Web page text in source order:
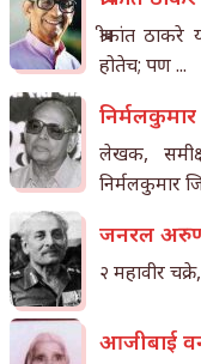
श्रीकांत
होतेच; पण ...
लेखक,
निर्मलकुमार
जनरल
२ महावीर
आजीबाई